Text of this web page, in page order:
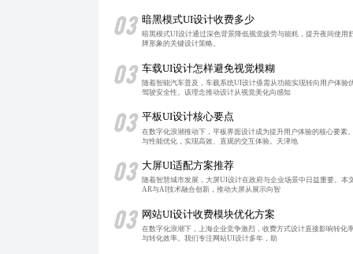
03 暗黑模式UI设计收费多少
暗黑模式UI设计通过深色背景降低视觉疲劳与能耗，提升夜间使
牌形象的关键设计策略。
03 车载UI设计怎样避免视觉模糊
随着智能汽车普及，车载系统UI设计亟需从功能实现转向用户体
驾驶安全性。该理念推动设计从视觉美化向感知
03 平板UI设计核心要点
在数字化浪潮推动下，平板界面设计成为提升用户体验的核心要
与性能优化，实现高效、直观的交互体验。天津地
03 大屏UI适配方案推荐
随着智慧城市发展，大屏UI设计在政府与企业场景中日益重要。
AR与AI技术融合创新，推动大屏从展示向智
03 网站UI设计收费模块优化方案
在数字化浪潮下，上海企业竞争激烈，收费方式设计直接影响转
与转化效率。我们专注网站UI设计多年，助